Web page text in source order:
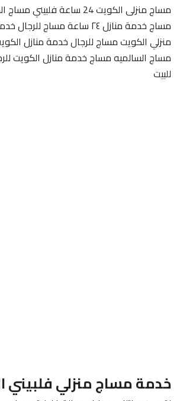
مساج منزلى الكويت 24 ساعة
مساج خدمة منازل ٢٤ ساعة مساج
منزلي الكويت مساج للرجال خدمة منازل
مساج السالميه مساج خدمة منازل الكويت
للبيت
خدمة مساج منزلي فلبيني